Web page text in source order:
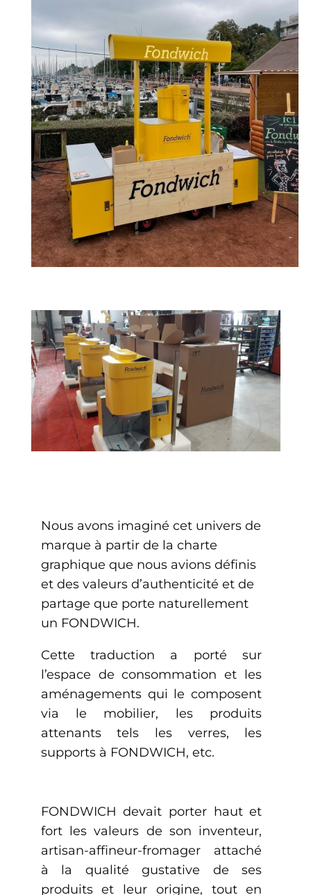
Nous avons imaginé cet univers de
marque à partir de la charte
graphique que nous avions définis
et des valeurs d’authenticité et de
partage que porte naturellement
un FONDWICH.
Cette traduction a porté sur
l’espace de consommation et les
aménagements qui le composent
via le mobilier, les produits
attenants tels les verres, les
supports à FONDWICH, etc.
FONDWICH devait porter haut et
fort les valeurs de son inventeur,
artisan-affineur-fromager attaché
à la qualité gustative de ses
produits et leur origine, tout en